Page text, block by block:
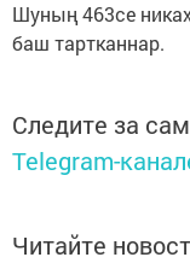
Шуның 463се
баш тартканнар.
Следите за
Telegram-
Читайте